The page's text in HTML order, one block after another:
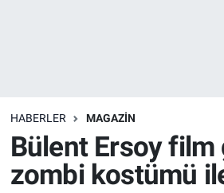
HABERLER MAGAZİN
Bülent Ersoy film
zombi kostümü